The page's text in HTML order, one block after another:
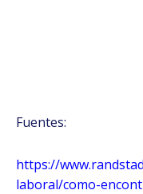
Fuentes:
https://
laboral/como-